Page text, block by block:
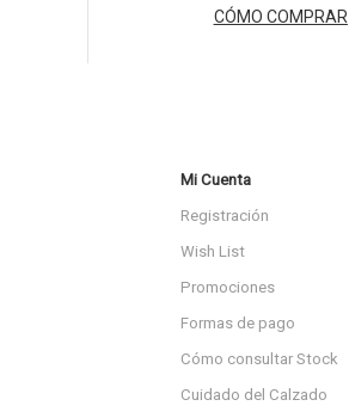
CÓMO COMPRAR
Mi Cuenta
Registración
Wish List
Promociones
Formas de pago
Cómo consultar Stock
Cuidado del Calzado